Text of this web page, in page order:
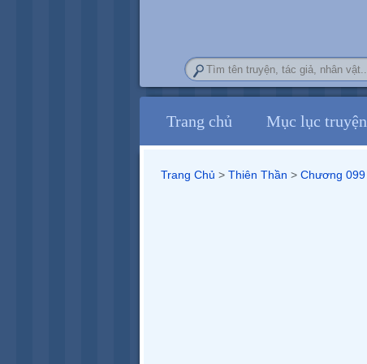
Trang chủ Mục lục truyện
Trang Chủ > Thiên Thần > Chương 099